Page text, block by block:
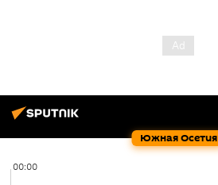
Южная Осетия
00:00